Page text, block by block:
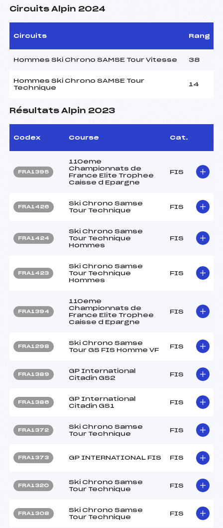
Circuits Alpin 2024
Circuits Rang
Hommes Ski Chrono SAMSE Tour Vitesse 38
Hommes Ski Chrono SAMSE Tour
Technique
14
Résultats Alpin 2023
Codex Course Cat.
FRA1395
110eme
Championnats de
France Elite Trophee
Caisse d Epargne
FIS
FRA1426
Ski Chrono Samse
Tour Technique
FIS
FRA1424
Ski Chrono Samse
Tour Technique
Hommes
FIS
FRA1423
Ski Chrono Samse
Tour Technique
Hommes
FIS
FRA1394
110eme
Championnats de
France Elite Trophee
Caisse d Epargne
FIS
FRA1298
Ski Chrono Samse
Tour GS FIS Homme VF
FIS
FRA1389
GP International
Citadin GS2
FIS
FRA1386
GP International
Citadin GS1
FIS
FRA1372
Ski Chrono Samse
Tour Technique
FIS
FRA1373 GP INTERNATIONAL FIS FIS
FRA1320
Ski Chrono Samse
Tour Technique
FIS
FRA1308
Ski Chrono Samse
Tour Technique
FIS